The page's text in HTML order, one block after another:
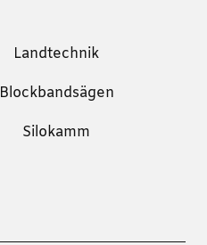
Landtechnik
Blockbandsägen
Silokamm